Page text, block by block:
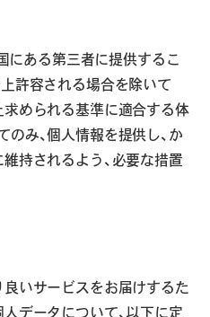
にある第三者に提供するこ
許容される場合を除いて
求められる基準に適合する体
み、個人情報を提供し、か
持されるよう、必要な措置
良いサービスをお届けするた
データについて、以下に定